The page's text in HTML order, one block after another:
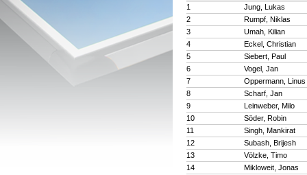
1
Jung, Lukas
2
Rumpf, Niklas
3
Umah, Kilian
4
Eckel, Christian
5
Siebert, Paul
6
Vogel, Jan
7
Oppermann, Linus
8
Scharf, Jan
9
Leinweber, Milo
10
Söder, Robin
11
Singh, Mankirat
12
Subash, Brijesh
13
Völzke, Timo
14
Mikloweit, Jonas